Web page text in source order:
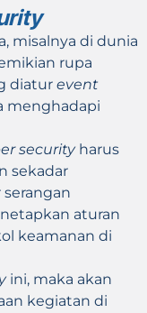
misalnya di dunia
rupa
diatur event
menghadapi
security harus
sekadar
aturan
keamanan di
ini, maka akan
kegiatan di